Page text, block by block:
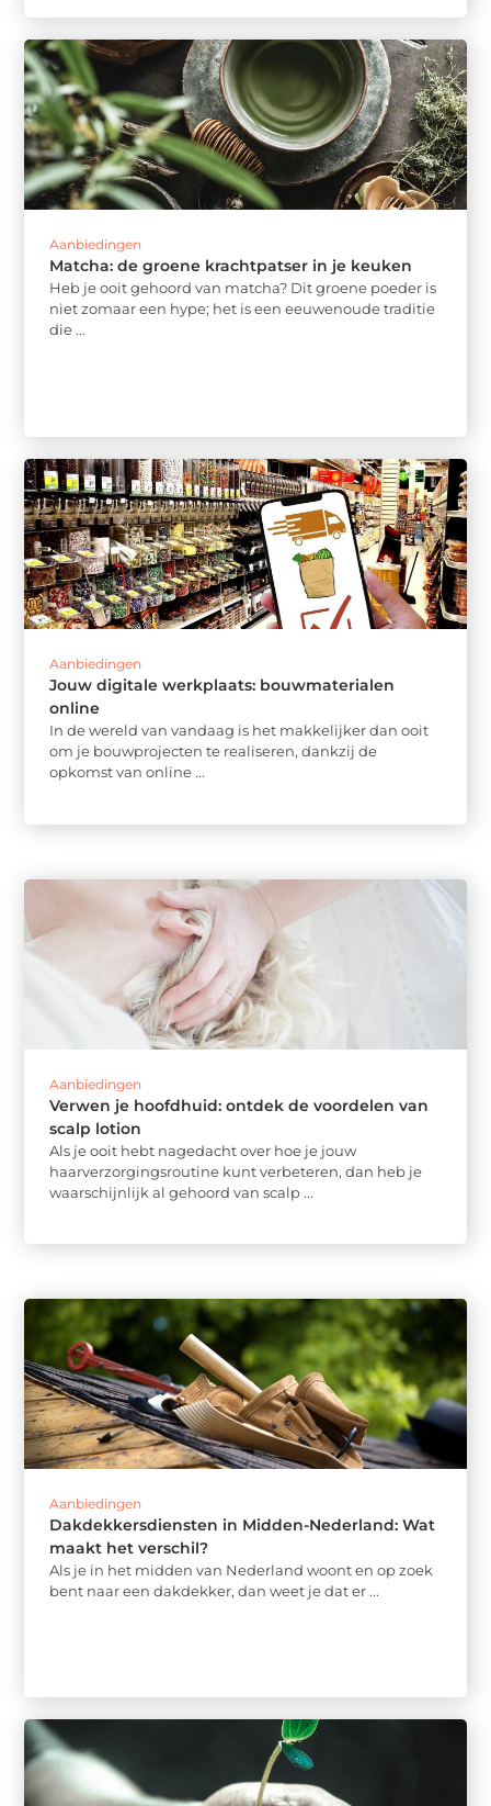
Aanbiedingen
Matcha: de groene krachtpatser in je keuken
Heb je ooit gehoord van matcha? Dit groene poeder is
niet zomaar een hype; het is een eeuwenoude traditie
die ...
Aanbiedingen
Jouw digitale werkplaats: bouwmaterialen
online
In de wereld van vandaag is het makkelijker dan ooit
om je bouwprojecten te realiseren, dankzij de
opkomst van online ...
Aanbiedingen
Verwen je hoofdhuid: ontdek de voordelen van
scalp lotion
Als je ooit hebt nagedacht over hoe je jouw
haarverzorgingsroutine kunt verbeteren, dan heb je
waarschijnlijk al gehoord van scalp ...
Aanbiedingen
Dakdekkersdiensten in Midden-Nederland: Wat
maakt het verschil?
Als je in het midden van Nederland woont en op zoek
bent naar een dakdekker, dan weet je dat er ...